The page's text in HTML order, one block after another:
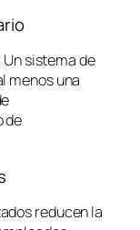
sistema de
menos una
de
reducen la